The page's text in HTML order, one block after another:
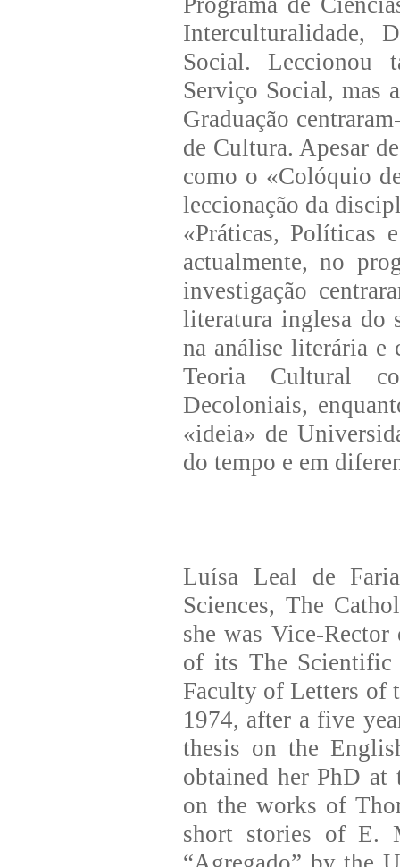
Interculturalidade,
Social. Leccionou
Serviço Social, mas
Graduação
de Cultura. Apesar
como o «Colóquio
leccionação da
«Práticas, Políticas
actualmente, no
investigação
literatura inglesa
na análise literária e
Teoria Cultural
Decoloniais,
«ideia» de
do tempo e em
Luísa Leal de
Sciences, The
she was Vice-
of its The Scientific
Faculty of Letters of
1974, after a five
thesis on the
obtained her PhD
on the works of
short stories of E.